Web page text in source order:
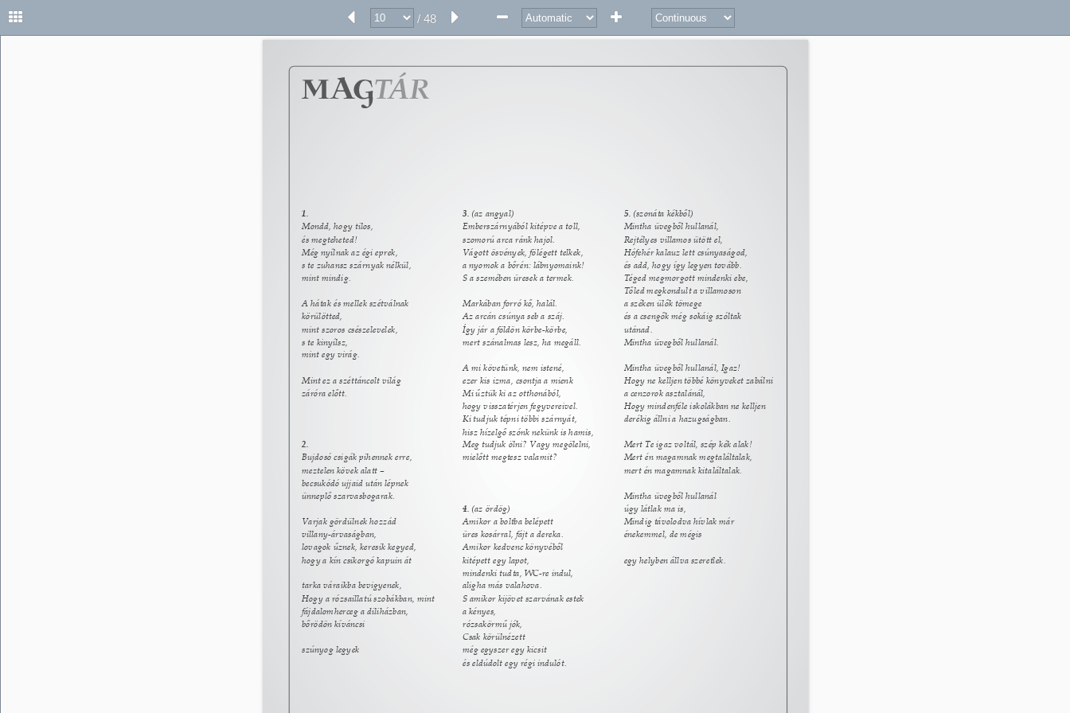
/ 48
T ÁR
1.
Mondd, hogy tilos,
és megteheted!
Még nyílnak az égi eprek,
s te zuhansz szárnyak nélkül,
mint mindig.
A hátak és mellek szétválnak
körülötted,
mint szoros csészelevelek,
s te kinyílsz,
mint egy virág.
Mint ez a széttáncolt világ
záróra előtt.
2.
Bujdosó csigák pihennek erre,
meztelen kövek alatt –
becsukódó ujjaid után lépnek
ünneplő szarvasbogarak.
Varjak gördülnek hozzád
villany-árvaságban,
lovagok űznek, keresik kegyed,
hogy a kín csikorgó kapuin át
tarka váraikba bevigyenek,
Hogy a rózsaillatú szobákban, mint
fájdalomherceg a diliházban,
bőrödön kíváncsi
szúnyog legyek
3. (az angyal)
Emberszárnyából kitépve a toll,
szomorú arca ránk hajol.
Vágott ösvények, fölégett telkek,
a nyomok a bőrén: lábnyomaink!
S a szemében üresek a termek.
Markában forró kő, halál.
Az arcán csúnya seb a száj.
Így jár a földön körbe-körbe,
mert szánalmas lesz, ha megáll.
A mi követünk, nem istené,
ezer kis izma, csontja a mienk
Mi űztük ki az otthonából,
hogy visszatérjen fegyvereivel.
Ki tudjuk tépni többi szárnyát,
hisz hízelgő szónk nekünk is hamis,
Meg tudjuk ölni? Vagy megölelni,
mielőtt megtesz valamit?
4. (az ördög)
Amikor a boltba belépett
üres kosárral, fájt a dereka.
Amikor kedvenc könyvéből
kitépett egy lapot,
mindenki tudta, WC-re indul,
aligha más valahova.
S amikor kijövet szarvának estek
a kényes,
rózsakörmű jók,
Csak körülnézett
még egyszer egy kicsit
és eldúdolt egy régi indulót.
5. (szonáta kékből)
Mintha üvegből hullanál,
Rejtélyes villamos ütött el,
Hófehér kalauz lett csúnyaságod,
és add, hogy így legyen tovább.
Téged megmorgott mindenki ebe,
Tőled megkondult a villamoson
a széken ülők tömege
és a csengők még sokáig szóltak
utánad.
Mintha üvegből hullanál.
Mintha üvegből hullanál, Igaz!
Hogy ne kelljen többé könyveket zabálni
a cenzorok asztalánál,
Hogy mindenféle iskolákban ne kelljen
derékig állni a hazugságban.
Mert Te igaz voltál, szép kék alak!
Mert én magamnak megtaláltalak,
mert én magamnak kitaláltalak.
Mintha üvegből hullanál
úgy látlak ma is,
Mindig távolodva hívlak már
énekemmel, de mégis
egy helyben állva szeretlek.